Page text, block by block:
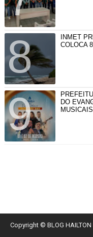
INMET
COLOCA
DO
MUSICAIS
Copyright © BLOG HAILTON